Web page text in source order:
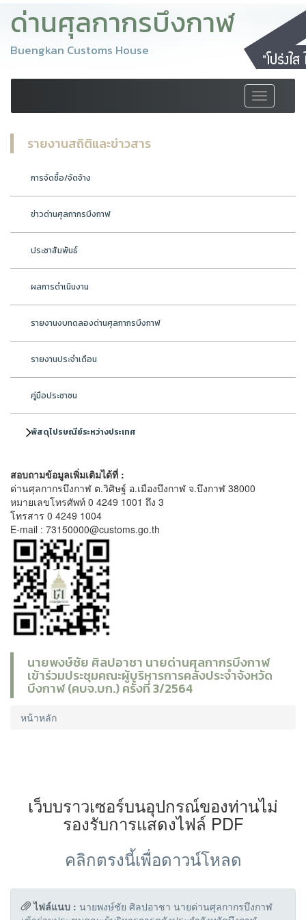
ด่านศุลกากรบึงกาฬ
Buengkan Customs House
Toggle
navigation
รายงานสถิติและข่าวสาร
การจัดซื้อ/จัดจ้าง
ข่าวด่านศุลกากรบึงกาฬ
ประชาสัมพันธ์
ผลการดำเนินงาน
รายงานงบทดลองด่านศุลกากรบึงกาฬ
รายงานประจำเดือน
คู่มือประชาชน
พัสดุไปรษณีย์ระหว่างประเทศ
สอบถามข้อมูลเพิ่มเติมได้ที่ :
ด่านศุลกากรบึงกาฬ ต.วิศิษฐ์ อ.เมืองบึงกาฬ จ.บึงกาฬ 38000
หมายเลขโทรศัพท์ 0 4249 1001 ถึง 3
โทรสาร 0 4249 1004
E-mail : 73150000@customs.go.th
นายพงษ์ชัย ศิลปอาชา นายด่านศุลกากรบึงกาฬ
เข้าร่วมประชุมคณะผู้บริหารการคลังประจำจังหวัด
บึงกาฬ (คบจ.บก.) ครั้งที่ 3/2564
หน้าหลัก
เว็บบราวเซอร์บนอุปกรณ์ของท่านไม่
รองรับการแสดงไฟล์ PDF
คลิกตรงนี้เพื่อดาวน์โหลด
ไฟล์แนบ : นายพงษ์ชัย ศิลปอาชา นายด่านศุลกากรบึงกาฬ